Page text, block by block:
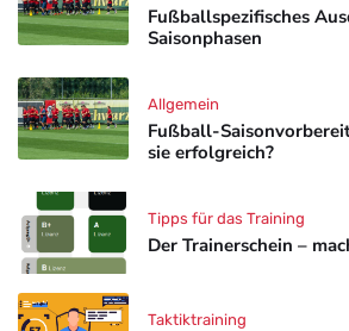
Fußballspezifisches
Saisonphasen
Fußball-
sie erfolgreich?
Allgemein
Der Trainerschein –
Tipps für das Training
Taktiktraining